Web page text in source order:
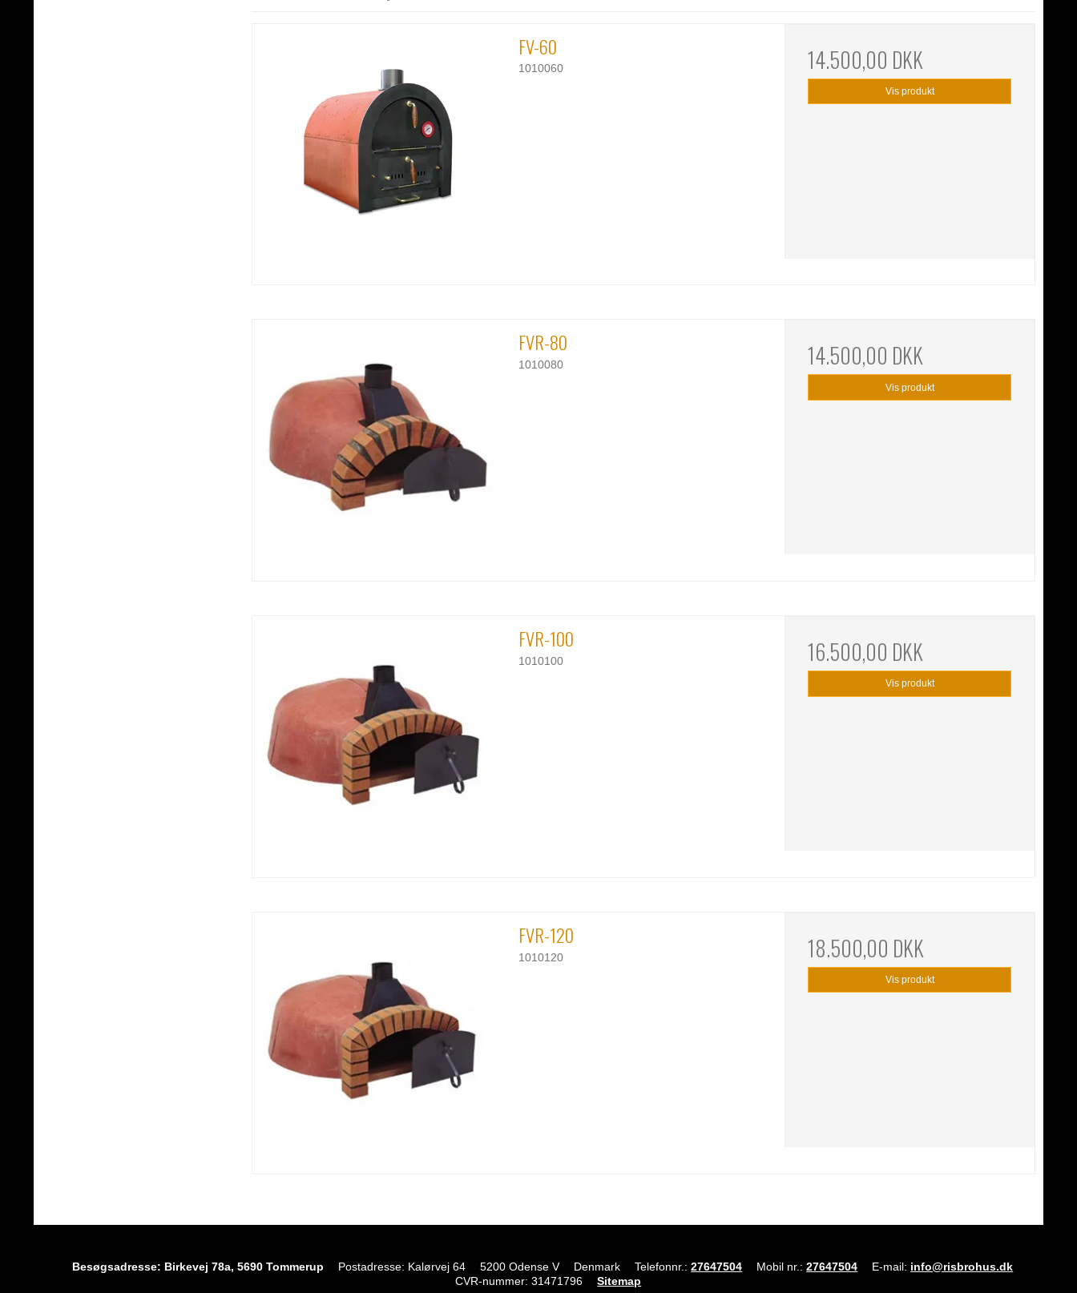
FV-60
1010060 14.500,00 DKK
Vis produkt
FVR-80
1010080 14.500,00 DKK
Vis produkt
FVR-100
1010100 16.500,00 DKK
Vis produkt
FVR-120
1010120 18.500,00 DKK
Vis produkt
Besøgsadresse: Birkevej 78a, 5690 Tommerup Postadresse: Kalørvej 64 5200 Odense V Denmark Telefonnr. : 27647504 Mobil nr. : 27647504 E-mail: info@risbrohus.dk
CVR-nummer: 31471796 Sitemap